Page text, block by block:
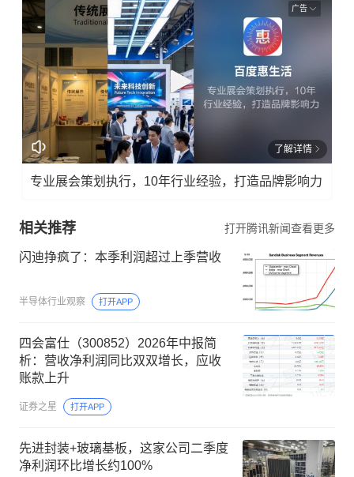
广告
了解详情
专业展会策划执行，10年行业经验，打造品牌影响力
相关推荐 打开腾讯新闻查看更多
闪迪挣疯了：本季利润超过上季营收
半导体行业观察 打开APP
四会富仕（300852）2026年中报简
析：营收净利润同比双双增长，应收
账款上升
证券之星 打开APP
先进封装+玻璃基板，这家公司二季度
净利润环比增长约100%